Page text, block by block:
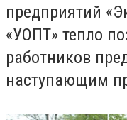
предприятий
«УОПТ» тепло
работников
наступающим